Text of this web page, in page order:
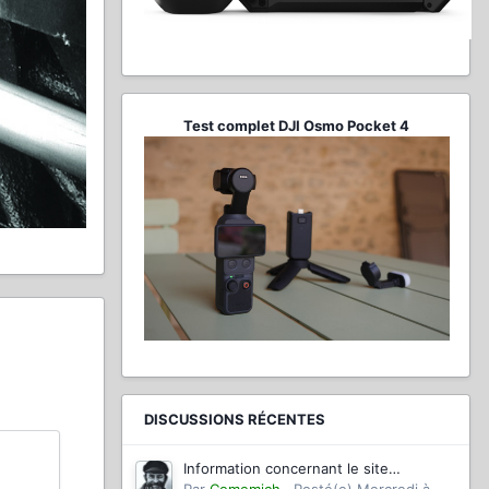
Test complet DJI Osmo Pocket 4
DISCUSSIONS RÉCENTES
Information concernant le site